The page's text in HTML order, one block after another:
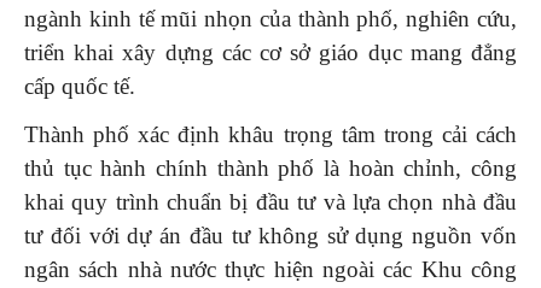
ngành kinh tế mũi nhọn của thành phố, nghiên cứu,
triển khai xây dựng các cơ sở giáo dục mang đẳng
cấp quốc tế.
Thành phố xác định khâu trọng tâm trong cải cách
thủ tục hành chính thành phố là hoàn chỉnh, công
khai quy trình chuẩn bị đầu tư và lựa chọn nhà đầu
tư đối với dự án đầu tư không sử dụng nguồn vốn
ngân sách nhà nước thực hiện ngoài các Khu công